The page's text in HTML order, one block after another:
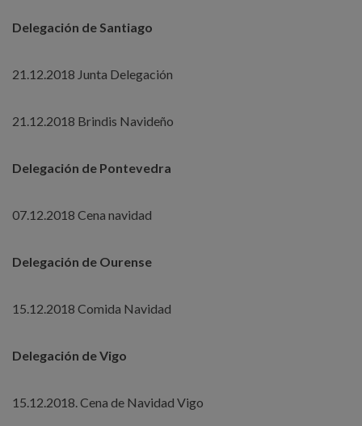
Delegación de Santiago
21.12.2018 Junta Delegación
21.12.2018 Brindis Navideño
Delegación de Pontevedra
07.12.2018 Cena navidad
Delegación de Ourense
15.12.2018 Comida Navidad
Delegación de Vigo
15.12.2018. Cena de Navidad Vigo